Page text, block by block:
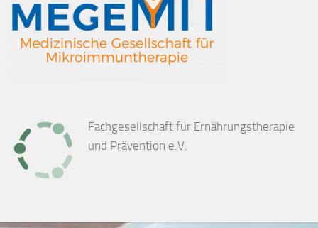
Fachgesellschaft für Ernährungstherapie
und Prävention e.V.